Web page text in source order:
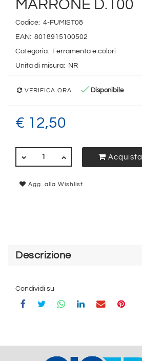
MARRONE D.100
Codice: 4-FUMIST08
EAN: 8018915100502
Categoria:
Ferramenta e colori
Unita di misura:
NR
VERIFICA ORA Disponibile
€ 12,50
Acquista
Agg. alla Wishlist
Descrizione
Condividi su